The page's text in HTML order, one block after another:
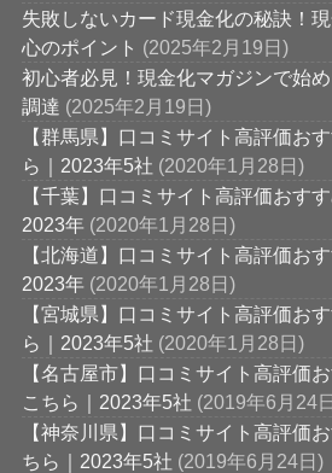
失敗しないカード現金化の秘訣！
心のポイント (2025年2月19日)
初心者必見！現金化マガジンで始
調達 (2025年2月19日)
【群馬県】口コミサイト高評価お
ら｜2023年5社 (2020年1月28日)
【千葉】口コミサイト高評価おす
2023年 (2020年1月28日)
【北海道】口コミサイト高評価お
2023年 (2020年1月28日)
【宮城県】口コミサイト高評価お
ら｜2023年5社 (2020年1月28日)
【名古屋市】口コミサイト高評価
こちら｜2023年5社 (2019年6月24
【神奈川県】口コミサイト高評価
ちら｜2023年5社 (2019年6月24日)